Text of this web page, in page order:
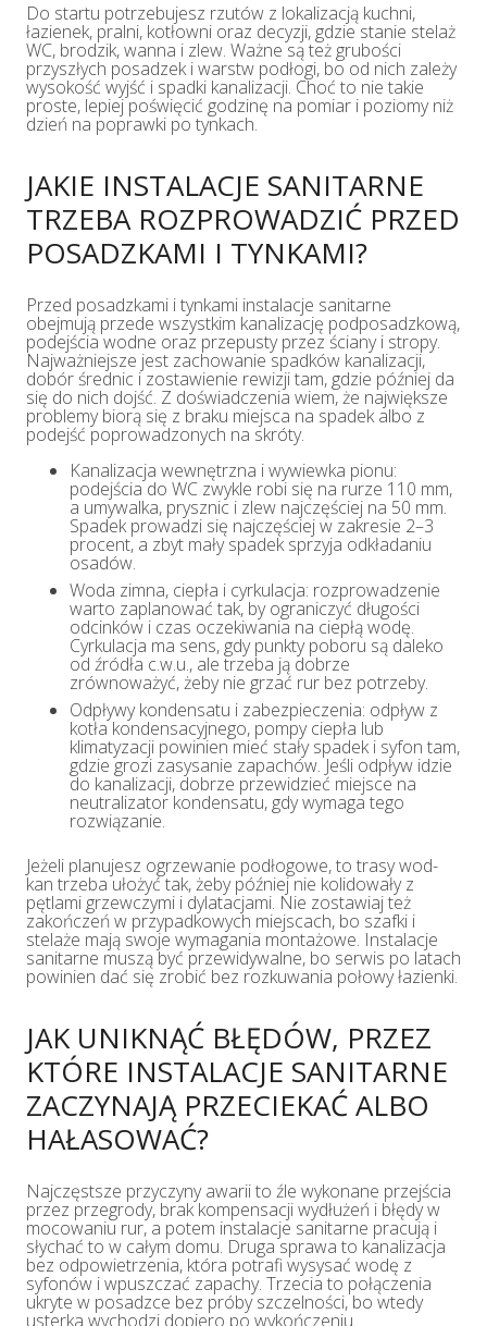
Do startu potrzebujesz rzutów z lokalizacją kuchni,
łazienek, pralni, kotłowni oraz decyzji, gdzie stanie stelaż
WC, brodzik, wanna i zlew. Ważne są też grubości
przyszłych posadzek i warstw podłogi, bo od nich zależy
wysokość wyjść i spadki kanalizacji. Choć to nie takie
proste, lepiej poświęcić godzinę na pomiar i poziomy niż
dzień na poprawki po tynkach.
JAKIE INSTALACJE SANITARNE
TRZEBA ROZPROWADZIĆ PRZED
POSADZKAMI I TYNKAMI?
Przed posadzkami i tynkami instalacje sanitarne
obejmują przede wszystkim kanalizację podposadzkową,
podejścia wodne oraz przepusty przez ściany i stropy.
Najważniejsze jest zachowanie spadków kanalizacji,
dobór średnic i zostawienie rewizji tam, gdzie później da
się do nich dojść. Z doświadczenia wiem, że największe
problemy biorą się z braku miejsca na spadek albo z
podejść poprowadzonych na skróty.
Kanalizacja wewnętrzna i wywiewka pionu:
podejścia do WC zwykle robi się na rurze 110 mm,
a umywalka, prysznic i zlew najczęściej na 50 mm.
Spadek prowadzi się najczęściej w zakresie 2–3
procent, a zbyt mały spadek sprzyja odkładaniu
osadów.
Woda zimna, ciepła i cyrkulacja: rozprowadzenie
warto zaplanować tak, by ograniczyć długości
odcinków i czas oczekiwania na ciepłą wodę.
Cyrkulacja ma sens, gdy punkty poboru są daleko
od źródła c.w.u., ale trzeba ją dobrze
zrównoważyć, żeby nie grzać rur bez potrzeby.
Odpływy kondensatu i zabezpieczenia: odpływ z
kotła kondensacyjnego, pompy ciepła lub
klimatyzacji powinien mieć stały spadek i syfon tam,
gdzie grozi zasysanie zapachów. Jeśli odpływ idzie
do kanalizacji, dobrze przewidzieć miejsce na
neutralizator kondensatu, gdy wymaga tego
rozwiązanie.
Jeżeli planujesz ogrzewanie podłogowe, to trasy wod-
kan trzeba ułożyć tak, żeby później nie kolidowały z
pętlami grzewczymi i dylatacjami. Nie zostawiaj też
zakończeń w przypadkowych miejscach, bo szafki i
stelaże mają swoje wymagania montażowe. Instalacje
sanitarne muszą być przewidywalne, bo serwis po latach
powinien dać się zrobić bez rozkuwania połowy łazienki.
JAK UNIKNĄĆ BŁĘDÓW, PRZEZ
KTÓRE INSTALACJE SANITARNE
ZACZYNAJĄ PRZECIEKAĆ ALBO
HAŁASOWAĆ?
Najczęstsze przyczyny awarii to źle wykonane przejścia
przez przegrody, brak kompensacji wydłużeń i błędy w
mocowaniu rur, a potem instalacje sanitarne pracują i
słychać to w całym domu. Druga sprawa to kanalizacja
bez odpowietrzenia, która potrafi wysysać wodę z
syfonów i wpuszczać zapachy. Trzecia to połączenia
ukryte w posadzce bez próby szczelności, bo wtedy
usterka wychodzi dopiero po wykończeniu.